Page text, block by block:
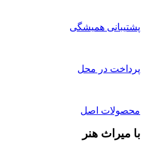
پشتیبانی همیشگی
پرداخت در محل
محصولات اصل
با میراث هنر